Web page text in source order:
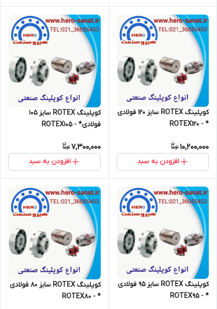
کوپلینگ ROTEX سایز 120 فولادی
* - ROTEX120
10,200,000
افزودن به سبد
کوپلینگ ROTEX سایز 105
فولادی* - ROTEX105
7,300,000
افزودن به سبد
کوپلینگ ROTEX سایز 95 فولادی
* - ROTEX95
کوپلینگ ROTEX سایز 80 فولادی
* - ROTEX80